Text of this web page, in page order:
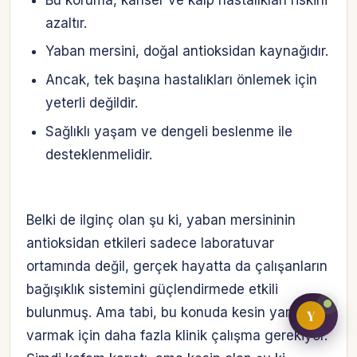
Üretici / çiftçi paneli
B2B alıcı paneli
azaltır.
Yaban mersini, doğal antioksidan kaynağıdır.
Ancak, tek başına hastalıkları önlemek için
yeterli değildir.
Sağlıklı yaşam ve dengeli beslenme ile
desteklenmelidir.
Belki de ilginç olan şu ki, yaban mersininin
antioksidan etkileri sadece laboratuvar
ortamında değil, gerçek hayatta da çalışanların
bağışıklık sistemini güçlendirmede etkili
bulunmuş. Ama tabi, bu konuda kesin yargıya
varmak için daha fazla klinik çalışma gerekiyor.
Y